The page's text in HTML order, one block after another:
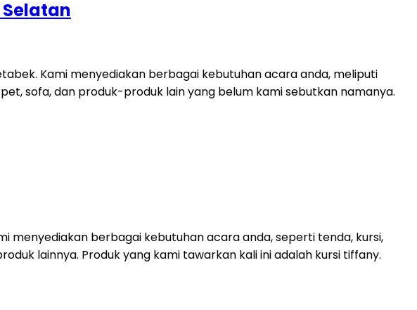
Kami menyediakan berbagai kebutuhan acara anda, meliputi
sofa, dan produk-produk lain yang belum kami sebutkan namanya.
menyediakan berbagai kebutuhan acara anda, seperti tenda, kursi,
lainnya. Produk yang kami tawarkan kali ini adalah kursi tiffany.